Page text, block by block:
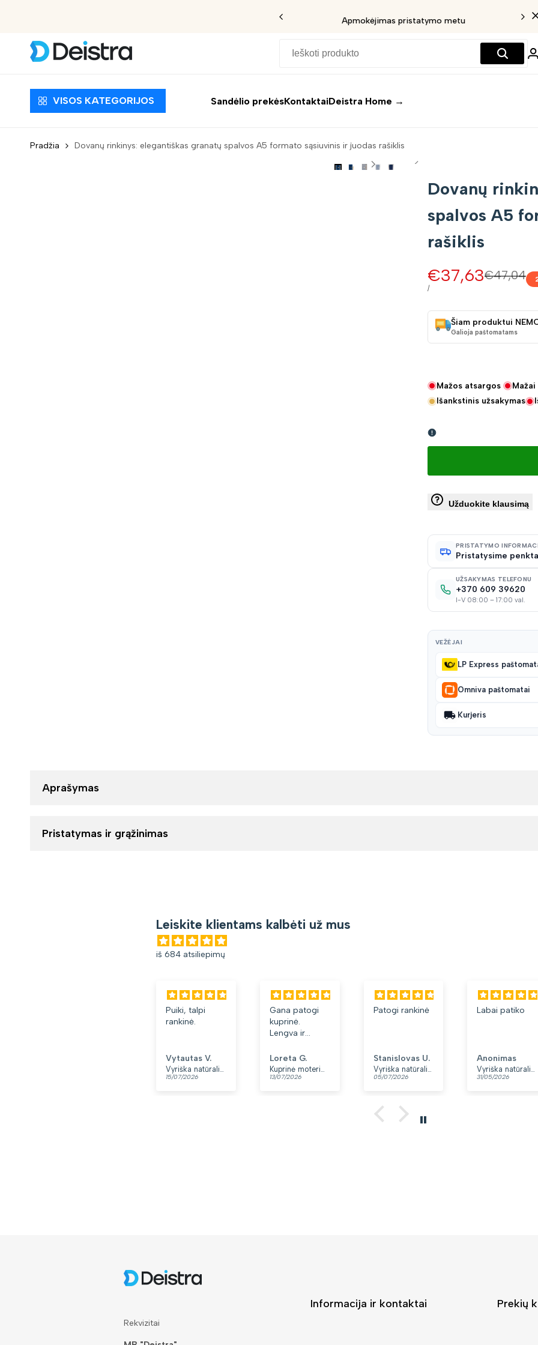
Apmokėjimas pristatymo metu
VISOS KATEGORIJOS Sandėlio prekėsKontaktaiDeistra Home →
Pradžia Dovanų rinkinys: elegantiškas granatų spalvos A5 formato sąsiuvinis ir juodas rašiklis
Dovanų
spalvos A5
rašiklis
Įprasta
€47,04
Pardavimo
kaina
€37,63
VIENETO
/
Šiam produktui
Galioja paštomatams
Mažos atsargos
Išankstinis užsakymas
Užduokite klausimą
PRISTATYMO
Pristatysime
UŽSAKYMAS TELEFONU
+370 609 39620
I-V 08:00 – 17:00 val.
VEŽĖJAI
LP Express
Omniva paštomatai
Kurjeris
Aprašymas
Pristatymas ir grąžinimas
Leiskite klientams kalbėti už mus
iš 684 atsiliepimų
Puiki, talpi
rankinė.
Vytautas V.
15/07/2026
Gana patogi
kuprinė.
Lengva ir
Patinka, kad
yra du skyriai.
👍
Loreta G.
13/07/2026
Patogi rankinė
Stanislovas U.
05/07/2026
Labai patiko
Anonimas
31/05/2026
Rekvizitai
Informacija ir kontaktai Prekių